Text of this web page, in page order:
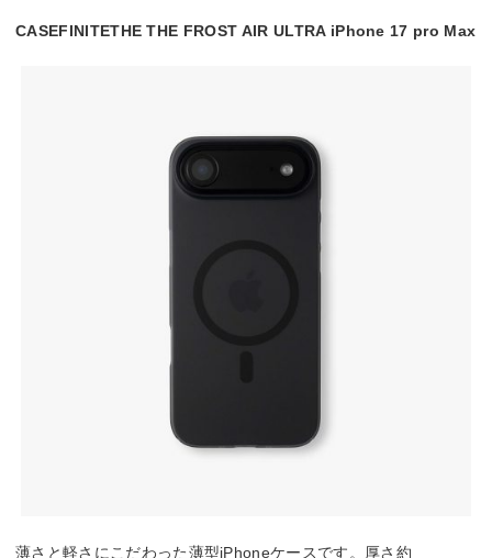
CASEFINITETHE THE FROST AIR ULTRA iPhone 17 pro Max
薄さと軽さにこだわった薄型iPhoneケースです。厚さ約